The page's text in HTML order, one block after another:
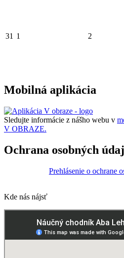
31 1 2
Mobilná aplikácia
Sledujte informácie z nášho webu v
V OBRAZE.
Ochrana osobných
Prehlásenie o ochrane
Kde nás nájsť